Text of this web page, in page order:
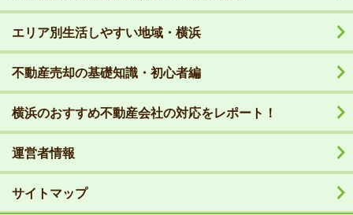
エリア別生活しやすい地域・横浜
不動産売却の基礎知識・初心者編
横浜のおすすめ不動産会社の対応をレポート！
運営者情報
サイトマップ